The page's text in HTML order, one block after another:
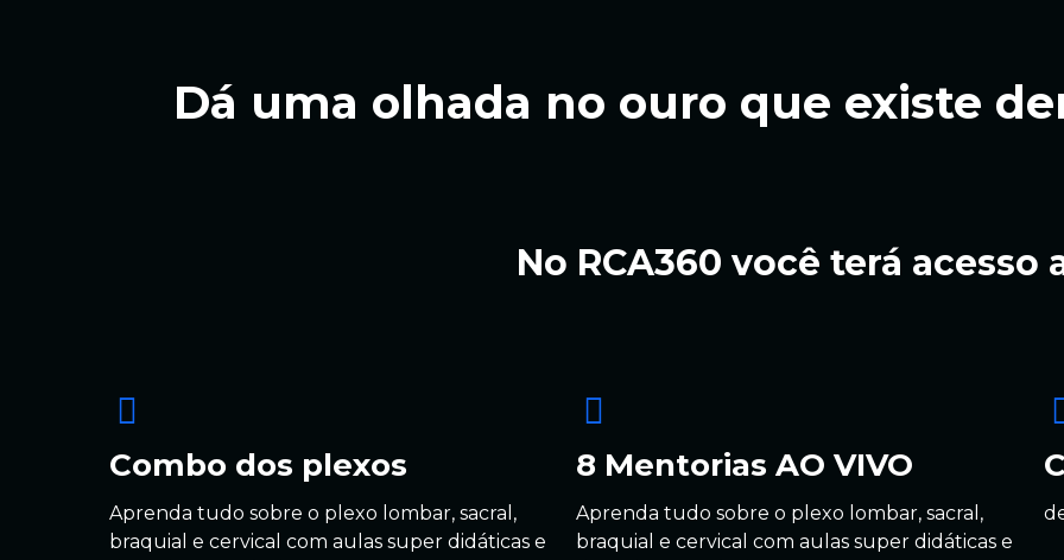
Dá uma olhada no ouro que existe
No RCA360 você terá acesso
Combo dos plexos
Aprenda tudo sobre o plexo lombar, sacral,
braquial e cervical com aulas super didáticas e
8 Mentorias AO VIVO
Aprenda tudo sobre o plexo lombar, sacral,
braquial e cervical com aulas super didáticas e